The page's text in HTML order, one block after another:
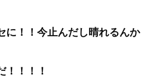
に！！今止んだし晴れるんか
！！！